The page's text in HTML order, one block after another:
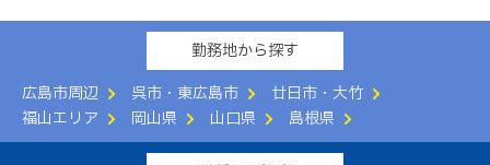
勤務地から探す
広島市周辺
呉市・東広島市
廿日市・大竹
福山エリア
岡山県 山口県 島根県